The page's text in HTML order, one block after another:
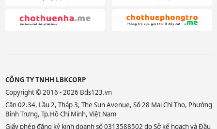
CÔNG TY TNHH LBKCORP
Copyright © 2016 - 2026 Bds123.vn
Căn 02.34, Lầu 2, Tháp 3, The Sun Avenue, Số 28 Mai Chí Thọ, Phường
Bình Trưng, Tp.Hồ Chí Minh, Việt Nam
Giấy phép đăng ký kinh doanh số 0313588502 do Sở kế hoạch và Đầu